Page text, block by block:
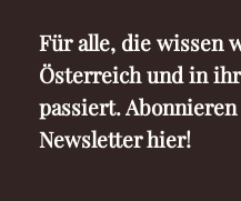
Für alle, die wissen
Österreich und in
passiert.
Newsletter hier!